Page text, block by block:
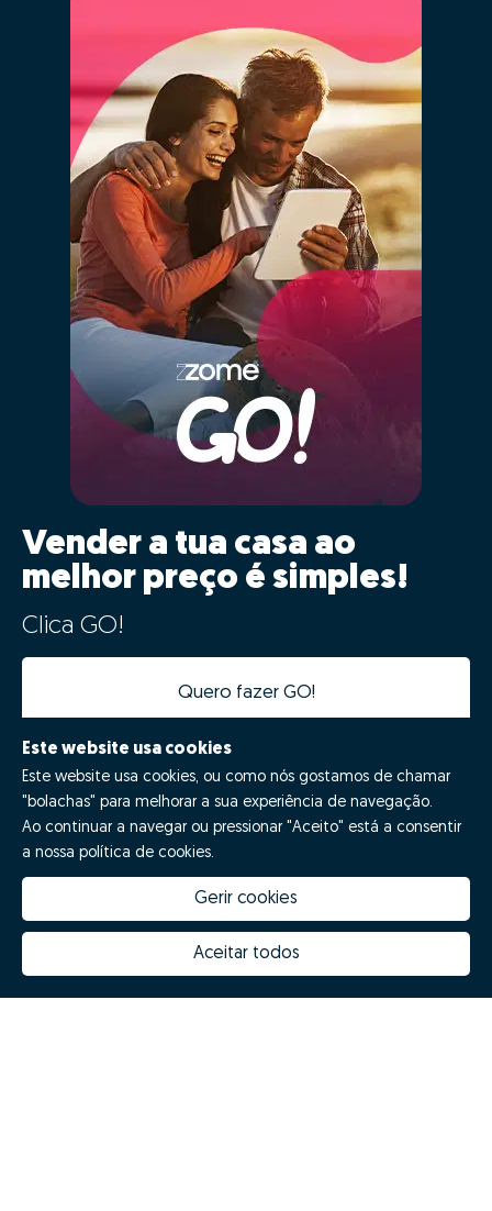
Vender a tua casa ao
melhor preço é simples!
Clica GO!
Quero fazer GO!
Porquê escolher a Zome
Prémios
Inovação Zome
Hubs Zome
Contactos
Este website usa cookies
Este website usa cookies, ou como nós gostamos de chamar
"bolachas" para melhorar a sua experiência de navegação.
Ao continuar a navegar ou pressionar "Aceito" está a consentir
a nossa política de cookies.
Gerir cookies
Aceitar todos